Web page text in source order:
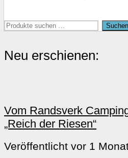
Suchen
Suchen
Neu erschienen:
Vom Randsverk
„Reich der Riesen“
Veröffentlicht vor 1